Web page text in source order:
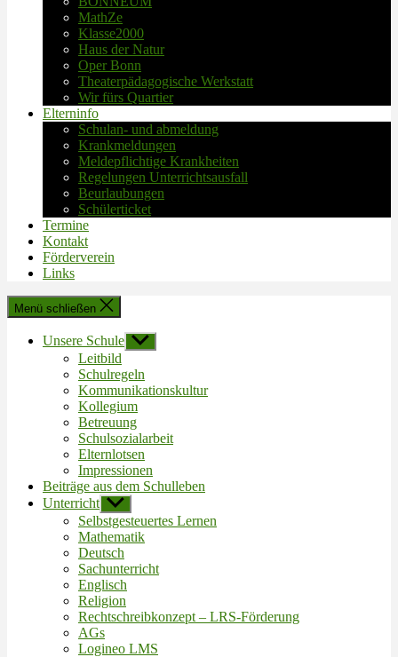
MathZe
Klasse2000
Haus der Natur
Oper Bonn
Theaterpädagogische Werkstatt
Wir fürs Quartier
Elterninfo
Schulan- und abmeldung
Krankmeldungen
Meldepflichtige Krankheiten
Regelungen Unterrichtsausfall
Beurlaubungen
Schülerticket
Termine
Kontakt
Förderverein
Links
Menü schließen
Unsere Schule Untermenü
anzeigen
Leitbild
Schulregeln
Kommunikationskultur
Kollegium
Betreuung
Schulsozialarbeit
Elternlotsen
Impressionen
Beiträge aus dem Schulleben
Unterricht Untermenü
anzeigen
Selbstgesteuertes Lernen
Mathematik
Deutsch
Sachunterricht
Englisch
Religion
Rechtschreibkonzept – LRS-Förderung
AGs
Logineo LMS